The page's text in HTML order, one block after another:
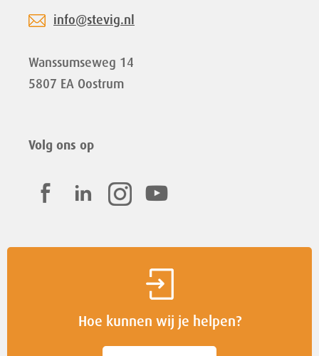
info@stevig.nl
Wanssumseweg 14
5807 EA Oostrum
Volg ons op
Hoe kunnen wij je helpen?